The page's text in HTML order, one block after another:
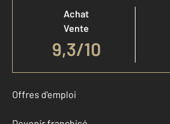
Achat
Vente
9,3/10
Offres d'emploi